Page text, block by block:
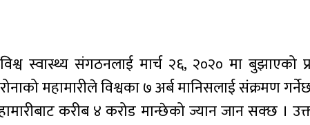
विश्व स्वास्थ्य संगठनलाई मार्च २६, २०२० मा बुझाएको
महामारीले विश्वका ७ अर्ब मानिसलाई संक्रमण
करीब ४ करोड मान्छेको ज्यान जान सक्छ । उक्त